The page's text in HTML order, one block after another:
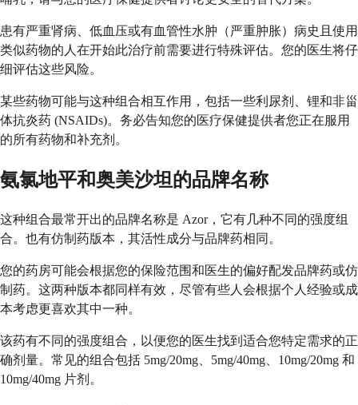
患有严重肾病、低血压或有血管性水肿（严重肿胀）病史且使用
类似药物的人在开始此治疗前需要进行特殊评估。您的医生将仔
细评估这些风险。
某些药物可能与这种组合相互作用，包括一些利尿剂、锂和非甾
体抗炎药 (NSAIDs)。务必告知您的医疗保健提供者您正在服用
的所有药物和补充剂。
氨氯地平和奥美沙坦的品牌名称
这种组合最常开出的品牌名称是 Azor，它有几种不同的强度组
合。也有仿制药版本，其活性成分与品牌药相同。
您的药房可能会根据您的保险范围和医生的偏好配发品牌药或仿
制药。这两种版本都同样有效，尽管有些人会根据个人经验或成
本考虑更喜欢其中一种。
该药有不同的强度组合，以便您的医生找到适合您特定需求的正
确剂量。常见的组合包括 5mg/20mg、5mg/40mg、10mg/20mg 和
10mg/40mg 片剂。